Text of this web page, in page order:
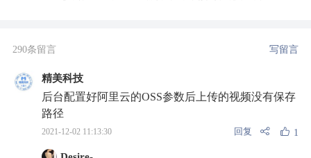
290条留言 写留言
精美科技
后台配置好阿里云的OSS参数后上传的视频没有保存
路径
2021-12-02 11:13:30 回复 1